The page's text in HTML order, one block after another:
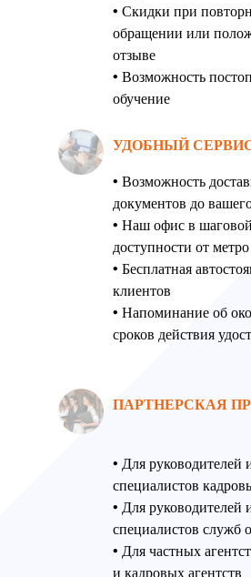
• Скидки при
обращении или
отзыве
• Возможность
обучение
ПАРТНЕРСКАЯ
• Возможность
документов до
• Наш офис в шаговой
доступности от метро
• Бесплатная
клиентов
• Напоминание об
сроков действия
• Для руководителей
специалистов
• Для руководителей
специалистов служб
• Для частных
и кадровых агентств
УДОБНЫЙ